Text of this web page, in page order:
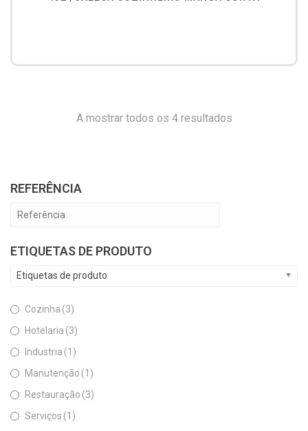
A mostrar todos os 4 resultados
REFERÊNCIA
ETIQUETAS DE PRODUTO
Etiquetas de produto
Cozinha (3)
Hotelaria (3)
Industria (1)
Manutenção (1)
Restauração (3)
Serviços (1)